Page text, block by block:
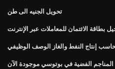
تحويل الجنيه الى طن
بطاقة الائتمان للمعاملات عبر الإنترنت
إنتاج النفط والغاز الوصف الوظيفي
المناجم الفضية في بوتوسي موجودة الآن